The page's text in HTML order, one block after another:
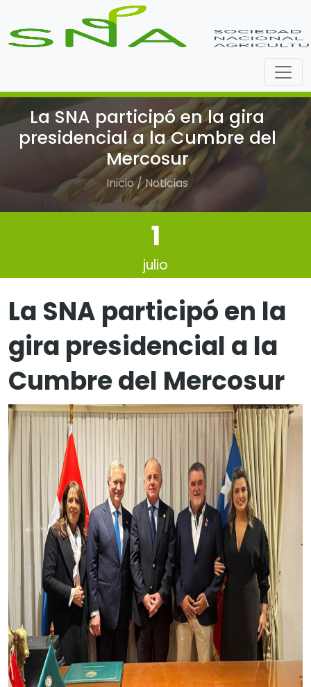
La SNA participó en la gira
presidencial a la Cumbre del
Mercosur
Inicio / Noticias
1
julio
La SNA participó en la
gira presidencial a la
Cumbre del Mercosur